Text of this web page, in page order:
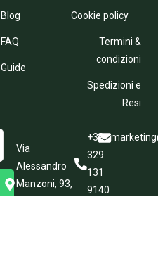
Blog
FAQ
Guide
Cookie policy
Termini &
condizioni
Spedizioni e
Resi
Via
Alessandro
Manzoni, 93,
+39
329
131
9140